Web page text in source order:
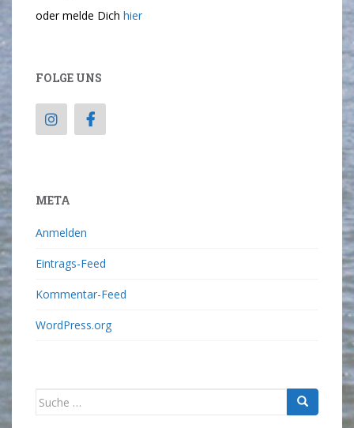
oder melde Dich hier
FOLGE UNS
META
Anmelden
Eintrags-Feed
Kommentar-Feed
WordPress.org